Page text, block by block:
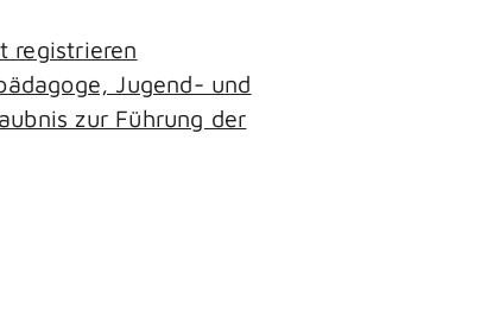
registrieren
Jugend- und
zur Führung der